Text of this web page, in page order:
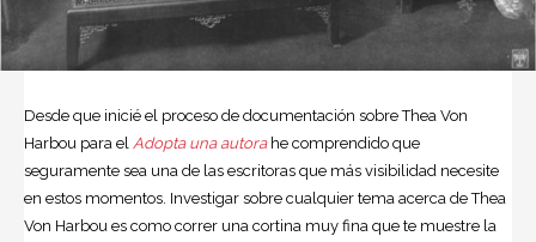
Desde que inicié el proceso de documentación sobre Thea Von
Harbou para el Adopta una autorahe comprendido que
seguramente sea una de las escritoras que más visibilidad necesite
en estos momentos. Investigar sobre cualquier tema acerca de Thea
Von Harbou es como correr una cortina muy fina que te muestre la